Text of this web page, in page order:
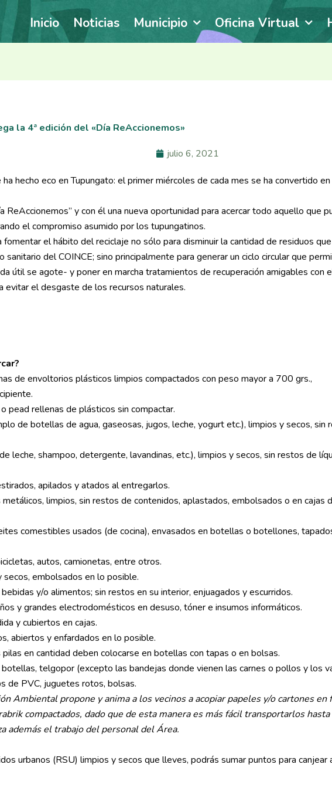
Inicio Noticias Municipio Oficina Virtual
la 4ª edición del «Día ReAccionemos»
julio 6, 2021
hecho eco en Tupungato: el primer miércoles de cada mes se ha convertido en
ReAccionemos” y con él una nueva oportunidad para acercar todo aquello que
el compromiso asumido por los tupungatinos.
el hábito del reciclaje no sólo para disminuir la cantidad de residuos
del COINCE; sino principalmente para generar un ciclo circular que
útil se agote- y poner en marcha tratamientos de recuperación amigables con
evitar el desgaste de los recursos naturales.
de envoltorios plásticos limpios compactados con peso mayor a 700 grs.,
pead rellenas de plásticos sin compactar.
de botellas de agua, gaseosas, jugos, leche, yogurt etc.), limpios y secos, sin
leche, shampoo, detergente, lavandinas, etc.), limpios y secos, sin restos de
apilados y atados al entregarlos.
limpios, sin restos de contenidos, aplastados, embolsados o en cajas
comestibles usados (de cocina), envasados en botellas o botellones,
autos, camionetas, entre otros.
secos, embolsados en lo posible.
y/o alimentos; sin restos en su interior, enjuagados y escurridos.
y grandes electrodomésticos en desuso, tóner e insumos informáticos.
y cubiertos en cajas.
abiertos y enfardados en lo posible.
pilas en cantidad deben colocarse en botellas con tapas o en bolsas.
telgopor (excepto las bandejas donde vienen las carnes o pollos y los
de PVC, juguetes rotos, bolsas.
Ambiental propone y anima a los vecinos a acopiar papeles y/o cartones en
compactados, dado que de esta manera es más fácil transportarlos hasta
además el trabajo del personal del Área.
urbanos (RSU) limpios y secos que lleves, podrás sumar puntos para canjear